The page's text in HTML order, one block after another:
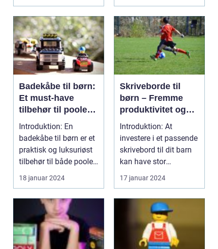
Badekåbe til børn:
Et must-have
tilbehør til poolen
eller badeværelset
Introduktion: En
badekåbe til børn er et
praktisk og luksuriøst
tilbehør til både poolen
og badevære...
18 januar 2024
Skriveborde til
børn – Fremme
produktivitet og
læring
Introduktion: At
investere i et passende
skrivebord til dit barn
kan have stor
indflydelse på deres ...
17 januar 2024